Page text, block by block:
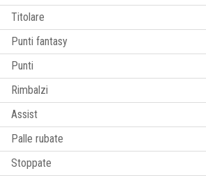
Titolare
Punti fantasy
Punti
Rimbalzi
Assist
Palle rubate
Stoppate